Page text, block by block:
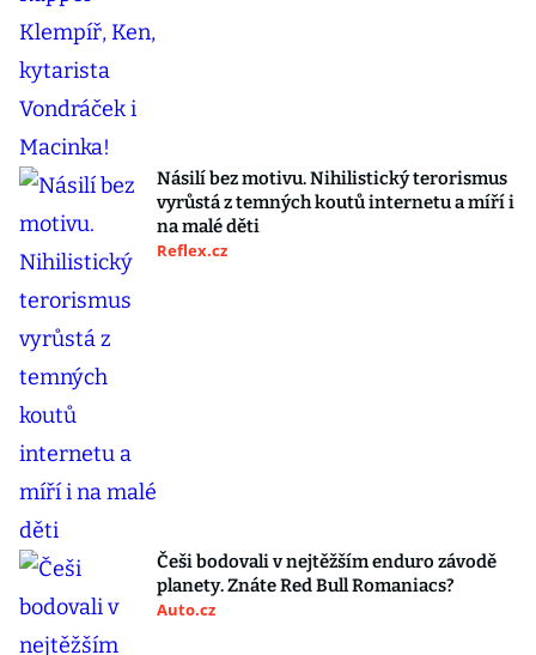
Násilí bez motivu. Nihilistický terorismus
vyrůstá z temných koutů internetu a míří i
na malé děti
Reflex.cz
Češi bodovali v nejtěžším enduro závodě
planety. Znáte Red Bull Romaniacs?
Auto.cz